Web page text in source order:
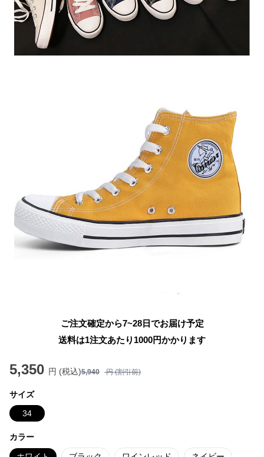
ご注文確定から7~28日でお届け予定
送料は1注文あたり 1000円かかります
5,350 円 (税込)5,940 円 (割引前)
サイズ
34
カラー